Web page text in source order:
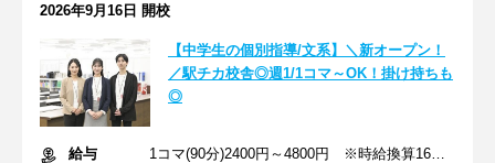
2026年9月16日 開校
【中学生の個別指導/文系】＼新オープン！
／駅チカ校舎◎週1/1コマ～OK！掛け持ちも
◎
給与
1コマ(90分)2400円～4800円 ※時給換算1600円～3200円